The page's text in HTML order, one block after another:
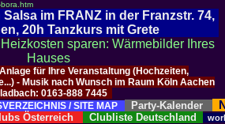
Salsa im FRANZ in der Franzstr. 74,
20h Tanzkurs mit Grete
Heizkosten sparen: Wärmebilder Ihres
Hauses
für Ihre Veranstaltung (Hochzeiten,
- Musik nach Wunsch im Raum Köln Aachen
0163-888 7445
/ SITE MAP
Party-Kalender
Österreich Clubliste Deutschland